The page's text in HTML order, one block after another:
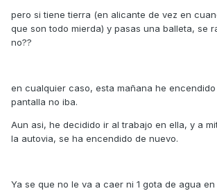
pero si tiene tierra (en alicante de vez en
que son todo mierda) y pasas una balleta, se
no??
en cualquier caso, esta mañana he encendido
pantalla no iba.
Aun asi, he decidido ir al trabajo en ella, y a
la autovia, se ha encendido de nuevo.
Ya se que no le va a caer ni 1 gota de agua